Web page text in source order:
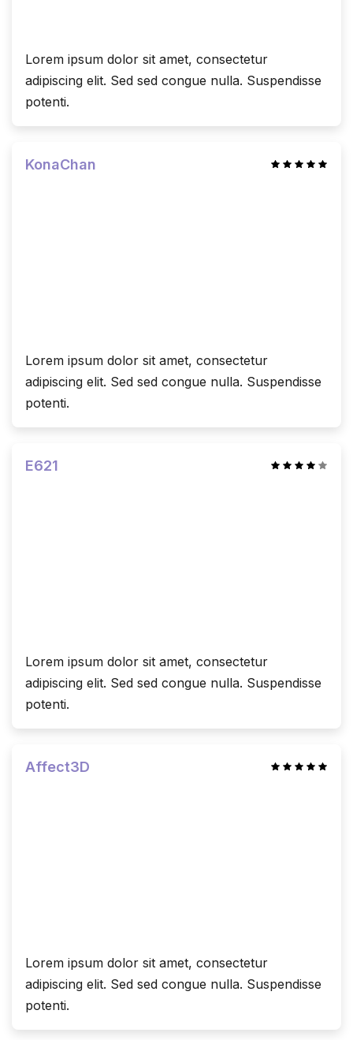
Lorem ipsum dolor sit amet, consectetur
adipiscing elit. Sed sed congue nulla. Suspendisse
potenti.
KonaChan
Lorem ipsum dolor sit amet, consectetur
adipiscing elit. Sed sed congue nulla. Suspendisse
potenti.
E621
Lorem ipsum dolor sit amet, consectetur
adipiscing elit. Sed sed congue nulla. Suspendisse
potenti.
Affect3D
Lorem ipsum dolor sit amet, consectetur
adipiscing elit. Sed sed congue nulla. Suspendisse
potenti.